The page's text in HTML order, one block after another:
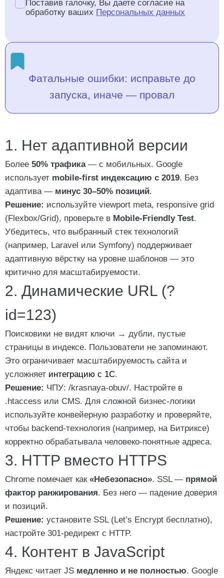
Поставив галочку, Вы даете согласие на
обработку ваших Персональных данных
Фатальные ошибки: исправьте до
запуска, иначе — провал
1. Нет адаптивной версии
Более 50% трафика— с мобильных. Google
использует mobile-first индексацию с 2019. Без
адаптива — минус 30–50% позиций.
Решение: используйте viewport meta, responsive grid
(Flexbox/Grid), проверьте в Mobile-Friendly Test.
Убедитесь, что выбранный стек технологий
(например, Laravel или Symfony) поддерживает
адаптивную вёрстку на уровне шаблонов — это
критично для масштабируемости.
2. Динамические URL (?
id=123)
Поисковики не видят ключи → дубли, пустые
страницы в индексе. Пользователи не запоминают.
Это ограничивает масштабируемость сайта и
усложняет интеграцию с 1С.
Решение: ЧПУ: /krasnaya-obuv/. Настройте в
.htaccess или CMS. Для сложной бизнес-логики
используйте конвейерную разработку и проверяйте,
чтобы backend-технология (например, на Битриксе)
корректно обрабатывала человеко-понятные адреса.
3. HTTP вместо HTTPS
Chrome помечает как «Небезопасно». SSL — прямой
фактор ранжирования. Без него — падение доверия
и позиций.
Решение: установите SSL (Let’s Encrypt бесплатно),
настройте 301-редирект с HTTP.
4. Контент в JavaScript
Яндекс читает JS медленно и не полностью. Google